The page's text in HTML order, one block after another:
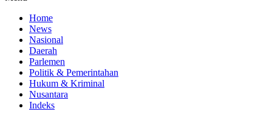
Home
News
Nasional
Daerah
Parlemen
Politik & Pemerintahan
Hukum & Kriminal
Nusantara
Indeks